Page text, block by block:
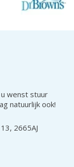
wenst stuur
natuurlijk ook!
2665AJ